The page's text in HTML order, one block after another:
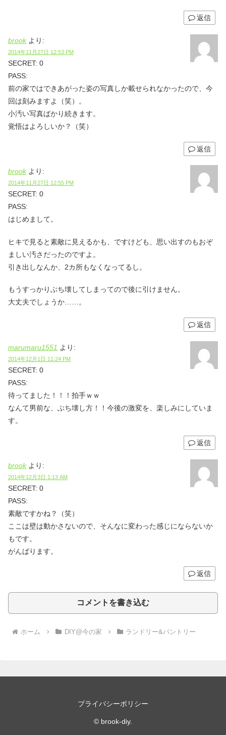
返信
brook より:
2014年11月27日 12:53 PM
SECRET: 0
PASS:
前の家ではできあがった姿の写真しか載せられなかったので、今
回は刻みますよ（笑）。
小汚い写真ばかり続きます。
覚悟はよろしいか？（笑）
返信
brook より:
2014年11月27日 12:55 PM
SECRET: 0
PASS:
はじめまして。
ヒキで見ると素敵に見えるかも、ですけども、思い出すのもおぞ
ましい汚さだったのですよ。
引き出しなんか、2カ所もなくなってるし。
もうすっかりぶち壊してしまってので後に引けません。
大丈夫でしょうか……。
返信
marumaru1551 より:
2014年12月1日 11:24 PM
SECRET: 0
PASS:
待ってました！！！拍手ｗｗ
なんて男前な、ぶち壊し方！！今後の激変を、楽しみにしていま
す。
返信
brook より:
2014年12月3日 1:13 AM
SECRET: 0
PASS:
素敵ですかね？（笑）
ここは壁は動かさないので、そんなに変わった感じにならないか
もです。
がんばります。
返信
コメントを書き込む
ホーム DIY@今の家 ランドリー&パントリー
プライバシーポリシー
© brook-diy.